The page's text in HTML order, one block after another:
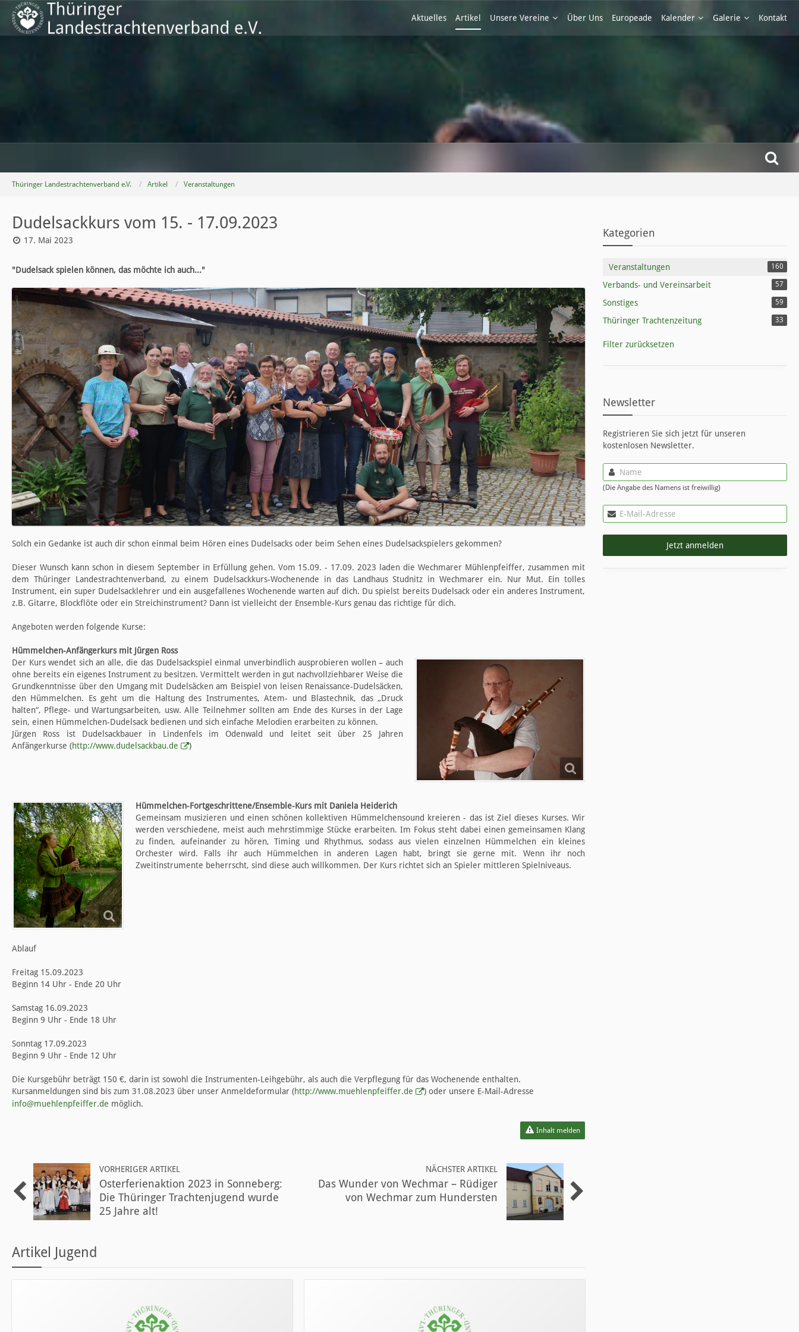
Aktuelles Artikel Unsere Vereine Über Uns Europeade Kalender Galerie Kontakt
Thüringer Landestrachtenverband e.V. Artikel Veranstaltungen
Dudelsackkurs vom 15. - 17.09.2023
17. Mai 2023
"Dudelsack spielen können, das möchte ich auch..."
Solch ein Gedanke ist auch dir schon einmal beim Hören eines Dudelsacks oder beim Sehen eines Dudelsackspielers gekommen?
Dieser Wunsch kann schon in diesem September in Erfüllung gehen. Vom 15.09. - 17.09. 2023 laden die Wechmarer Mühlenpfeiffer, zusammen mit
dem Thüringer Landestrachtenverband, zu einem Dudelsackkurs-Wochenende in das Landhaus Studnitz in Wechmarer ein. Nur Mut. Ein tolles
Instrument, ein super Dudelsacklehrer und ein ausgefallenes Wochenende warten auf dich. Du spielst bereits Dudelsack oder ein anderes Instrument,
z.B. Gitarre, Blockflöte oder ein Streichinstrument? Dann ist vielleicht der Ensemble-Kurs genau das richtige für dich.
Angeboten werden folgende Kurse:
Hümmelchen-Anfängerkurs mit Jürgen Ross
Der Kurs wendet sich an alle, die das Dudelsackspiel einmal unverbindlich ausprobieren wollen – auch
ohne bereits ein eigenes Instrument zu besitzen. Vermittelt werden in gut nachvollziehbarer Weise die
Grundkenntnisse über den Umgang mit Dudelsäcken am Beispiel von leisen Renaissance-Dudelsäcken,
den Hümmelchen. Es geht um die Haltung des Instrumentes, Atem- und Blastechnik, das „Druck
halten“, Pflege- und Wartungsarbeiten, usw. Alle Teilnehmer sollten am Ende des Kurses in der Lage
sein, einen Hümmelchen-Dudelsack bedienen und sich einfache Melodien erarbeiten zu können.
Jürgen Ross ist Dudelsackbauer in Lindenfels im Odenwald und leitet seit über 25 Jahren
Anfängerkurse (http://www.dudelsackbau.de )
Hümmelchen-Fortgeschrittene/Ensemble-Kurs mit Daniela Heiderich
Gemeinsam musizieren und einen schönen kollektiven Hümmelchensound kreieren - das ist Ziel dieses Kurses. Wir
werden verschiedene, meist auch mehrstimmige Stücke erarbeiten. Im Fokus steht dabei einen gemeinsamen Klang
zu finden, aufeinander zu hören, Timing und Rhythmus, sodass aus vielen einzelnen Hümmelchen ein kleines
Orchester wird. Falls ihr auch Hümmelchen in anderen Lagen habt, bringt sie gerne mit. Wenn ihr noch
Zweitinstrumente beherrscht, sind diese auch willkommen. Der Kurs richtet sich an Spieler mittleren Spielniveaus.
Ablauf
Freitag 15.09.2023
Beginn 14 Uhr - Ende 20 Uhr
Samstag 16.09.2023
Beginn 9 Uhr - Ende 18 Uhr
Sonntag 17.09.2023
Beginn 9 Uhr - Ende 12 Uhr
Die Kursgebühr beträgt 150 €, darin ist sowohl die Instrumenten-Leihgebühr, als auch die Verpflegung für das Wochenende enthalten.
Kursanmeldungen sind bis zum 31.08.2023 über unser Anmeldeformular (http://www.muehlenpfeiffer.de
) oder unsere E-Mail-Adresse
info@muehlenpfeiffer.de möglich.
Inhalt melden
VORHERIGER ARTIKEL
Osterferienaktion 2023 in Sonneberg:
Die Thüringer Trachtenjugend wurde
25 Jahre alt!
NÄCHSTER ARTIKEL
Das Wunder von Wechmar – Rüdiger
von Wechmar zum Hundersten
Artikel Jugend
Kategorien
Veranstaltungen 160
Verbands- und Vereinsarbeit 57
Sonstiges 59
Thüringer Trachtenzeitung 33
Filter zurücksetzen
Newsletter
Registrieren Sie sich jetzt für unseren
kostenlosen Newsletter.
(Die Angabe des Namens ist freiwillig)
Jetzt anmelden